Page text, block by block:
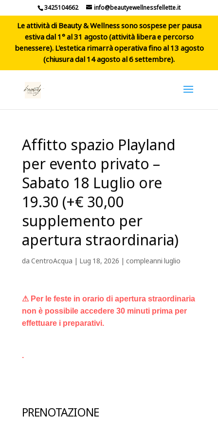
3425104662 info@beautyewellnessfellette.it
Le attività di Beauty & Wellness sono sospese per pausa
estiva dal 1° al 31 agosto (attività libera e percorso
benessere). L'estetica rimarrà operativa fino al 13 agosto
(chiusura dal 14 agosto al 6 settembre).
Affitto spazio Playland
per evento privato –
Sabato 18 Luglio ore
19.30 (+€ 30,00
supplemento per
apertura straordinaria)
daCentroAcqua | Lug 18, 2026 | compleanni luglio
⚠ Per le feste in orario di apertura straordinaria
non è possibile accedere 30 minuti prima per
effettuare i preparativi.
.
PRENOTAZIONE